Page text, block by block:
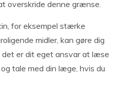
overskride denne grænse.
for eksempel stærke
midler, kan gøre dig
det er dit eget ansvar at læse
tale med din læge, hvis du